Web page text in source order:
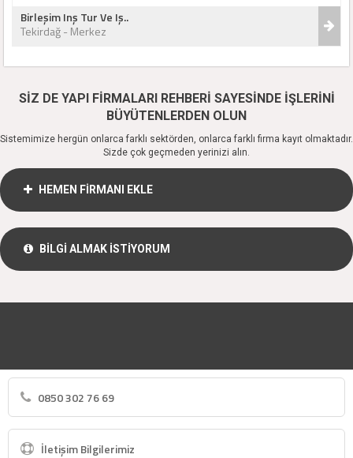
Birleşim Inş Tur Ve Iş..
Tekirdağ - Merkez
SİZ DE YAPI FİRMALARI REHBERİ SAYESİNDE İŞLERİNİ
BÜYÜTENLERDEN OLUN
Sistemimize hergün onlarca farklı sektörden, onlarca farklı firma kayıt olmaktadır.
Sizde çok geçmeden yerinizi alın.
HEMEN FİRMANI EKLE
BİLGİ ALMAK İSTİYORUM
0850 302 76 69
İletişim Bilgilerimiz